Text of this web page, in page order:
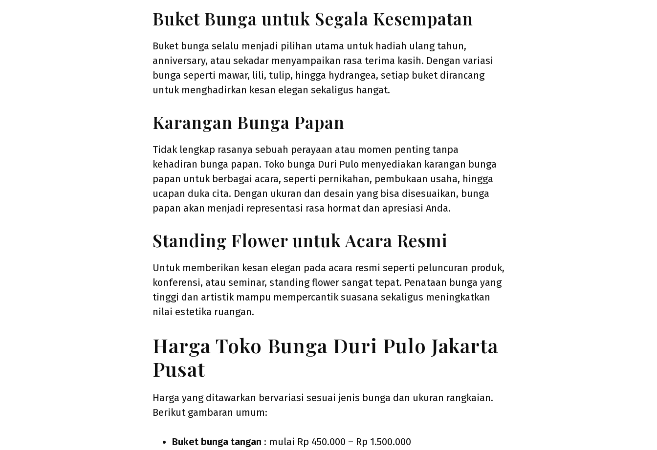
Buket Bunga untuk Segala Kesempatan
Buket bunga selalu menjadi pilihan utama untuk hadiah ulang tahun,
anniversary, atau sekadar menyampaikan rasa terima kasih. Dengan variasi
bunga seperti mawar, lili, tulip, hingga hydrangea, setiap buket dirancang
untuk menghadirkan kesan elegan sekaligus hangat.
Karangan Bunga Papan
Tidak lengkap rasanya sebuah perayaan atau momen penting tanpa
kehadiran bunga papan. Toko bunga Duri Pulo menyediakan karangan bunga
papan untuk berbagai acara, seperti pernikahan, pembukaan usaha, hingga
ucapan duka cita. Dengan ukuran dan desain yang bisa disesuaikan, bunga
papan akan menjadi representasi rasa hormat dan apresiasi Anda.
Standing Flower untuk Acara Resmi
Untuk memberikan kesan elegan pada acara resmi seperti peluncuran produk,
konferensi, atau seminar, standing flower sangat tepat. Penataan bunga yang
tinggi dan artistik mampu mempercantik suasana sekaligus meningkatkan
nilai estetika ruangan.
Harga Toko Bunga Duri Pulo Jakarta
Pusat
Harga yang ditawarkan bervariasi sesuai jenis bunga dan ukuran rangkaian.
Berikut gambaran umum:
Buket bunga tangan : mulai Rp 450.000 – Rp 1.500.000